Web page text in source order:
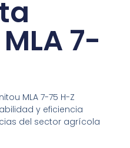
7-
MLA 7-75 H-Z
y eficiencia
del sector agrícola